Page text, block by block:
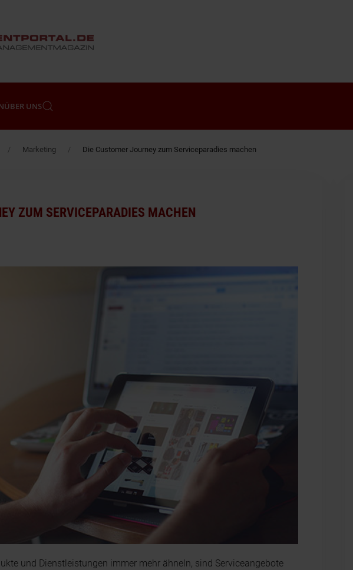
ÜBER UNS
Marketing Die Customer Journey zum Serviceparadies machen
ZUM SERVICEPARADIES MACHEN
und Dienstleistungen immer mehr ähneln, sind Serviceangebote